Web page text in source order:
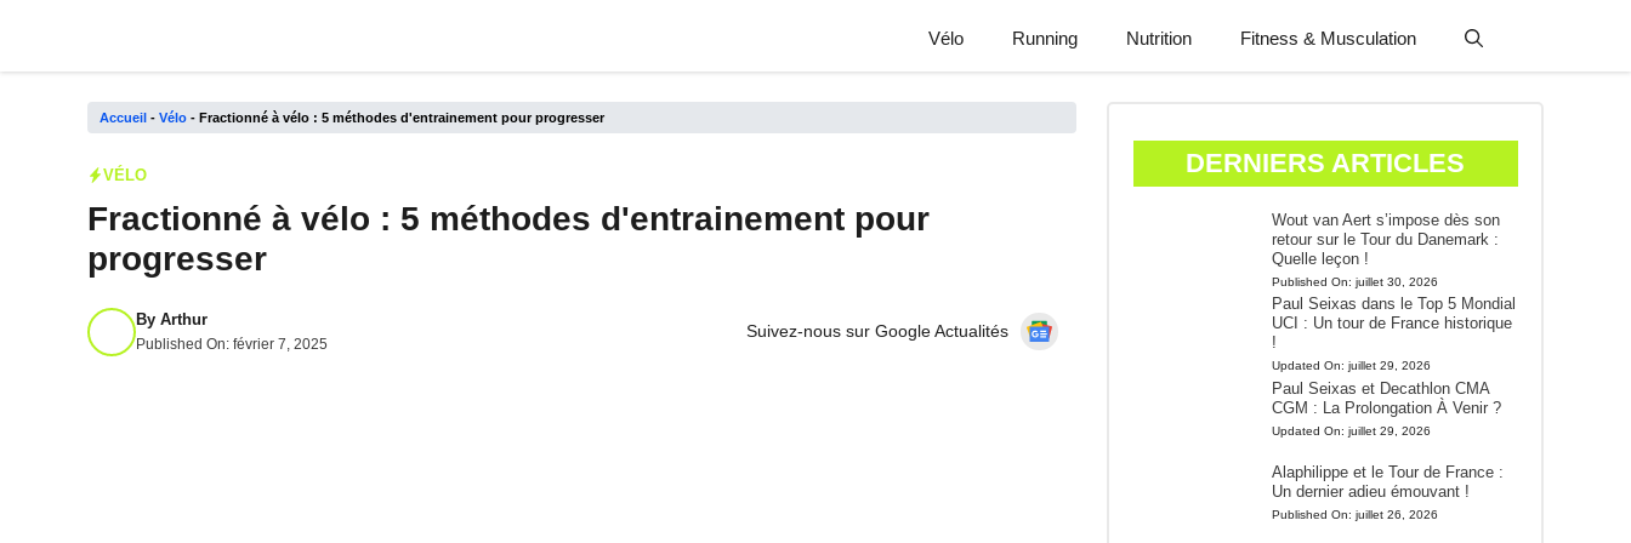
Vélo Running Nutrition Fitness & Musculation
Accueil - Vélo - Fractionné à vélo : 5 méthodes d'entrainement pour progresser
VÉLO
Fractionné à vélo : 5 méthodes d'entrainement pour
progresser
By Arthur
Published On: février 7, 2025
Suivez-nous sur Google Actualités
DERNIERS ARTICLES
Wout van Aert s’impose dès son
retour sur le Tour du Danemark :
Quelle leçon !
Published On: juillet 30, 2026
Paul Seixas dans le Top 5 Mondial
UCI : Un tour de France historique
!
Updated On: juillet 29, 2026
Paul Seixas et Decathlon CMA
CGM : La Prolongation À Venir ?
Updated On: juillet 29, 2026
Alaphilippe et le Tour de France :
Un dernier adieu émouvant !
Published On: juillet 26, 2026